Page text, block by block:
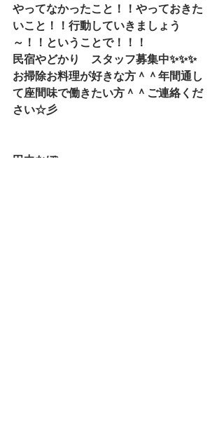
やってなかったこと！！やっておきた
いこと！！行動していきましょう
～！！ということで！！！
民宿やどかり　スタッフ募集中✨✨✨
お掃除お料理が好きな方＾＾年間通し
て座間味で働きたい方＾＾ご連絡くだ
さい☆彡
田中なぽ